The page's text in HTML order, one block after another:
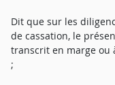
Dit que sur les
de cassation, le
transcrit en marge ou
;